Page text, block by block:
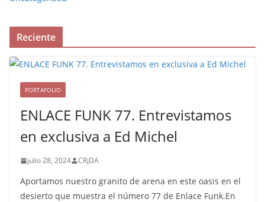
Reciente
PORTAFOLIO
ENLACE FUNK 77. Entrevistamos
en exclusiva a Ed Michel
julio 28, 2024 CR¡DA
Aportamos nuestro granito de arena en este oasis en el
desierto que muestra el número 77 de Enlace Funk.En